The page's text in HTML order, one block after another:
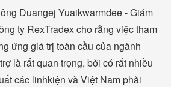
Duangej Yuaikwarmdee - Giám
ty RexTradex cho rằng việc tham
ứng giá trị toàn cầu của ngành
là rất quan trọng, bởi có rất nhiều
các linhkiện và Việt Nam phải